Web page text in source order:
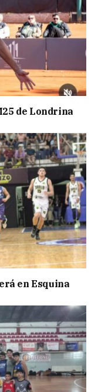
de Londrina
en Esquina